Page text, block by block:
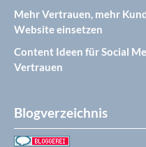
Mehr Vertrauen, mehr
Website einsetzen
Content Ideen für Social
Vertrauen
Blogverzeichnis